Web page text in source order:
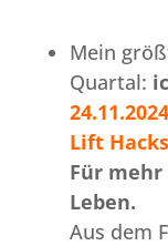
Mein
Quartal:
24.11.2024
Lift
Für
Leben.
Aus dem